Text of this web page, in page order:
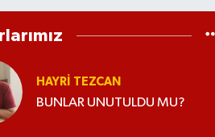
HAYRI TEZCAN
BUNLAR UNUTULDU MU?